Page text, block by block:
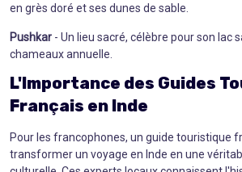
en grès doré et ses dunes de sable.
Pushkar - Un lieu sacré, célèbre pour son lac
chameaux annuelle.
L'Importance des Guides
Français en Inde
Pour les francophones, un guide touristique
transformer un voyage en Inde en une